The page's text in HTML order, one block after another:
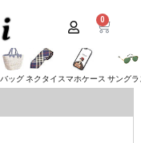
0
バッグネクタイ スマホケース サング